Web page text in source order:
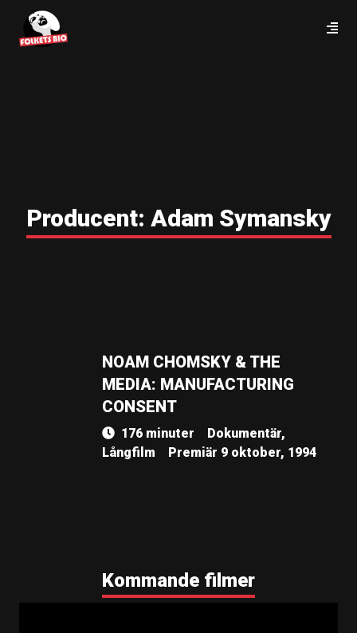
Producent: Adam Symansky
NOAM CHOMSKY & THE
MEDIA: MANUFACTURING
CONSENT
176 minuter
Dokumentär,
Långfilm
Premiär 9 oktober, 1994
Kommande filmer